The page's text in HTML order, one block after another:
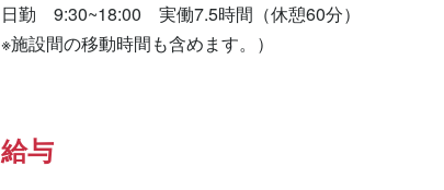
日勤　9:30~18:00　実働7.5時間（休憩60分）
※施設間の移動時間も含めます。）
給与